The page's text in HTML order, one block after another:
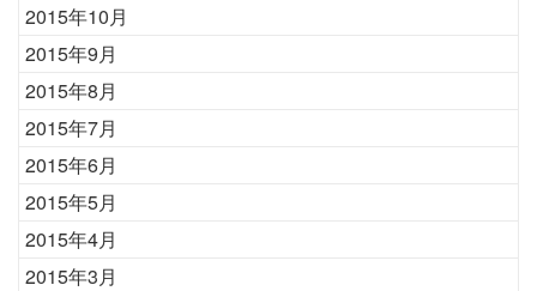
2015年10月
2015年9月
2015年8月
2015年7月
2015年6月
2015年5月
2015年4月
2015年3月